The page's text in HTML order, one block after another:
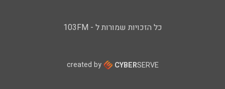
כל הזכויות שמורות ל - 103FM
created by CYBERSERVE